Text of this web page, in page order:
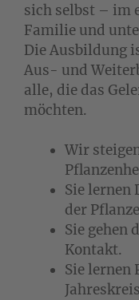
sich selbst – im
Familie und
Die Ausbildung
Aus- und
alle, die das
möchten.
Wir
Sie lernen
der
Sie gehen
Kontakt.
Sie lernen